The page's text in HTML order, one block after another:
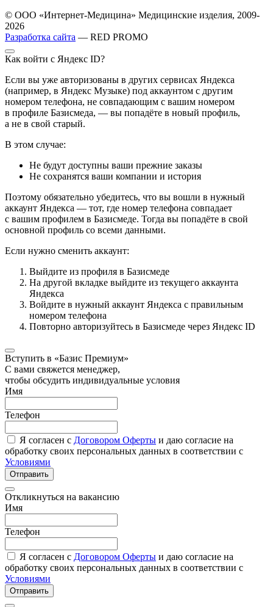
© ООО «Интернет-Медицина» Медицинские изделия, 2009-
2026
Разработка сайта — RED PROMO
Как войти с Яндекс ID?
Если вы уже авторизованы в других сервисах Яндекса
(например, в Яндекс Музыке) под аккаунтом с другим
номером телефона, не совпадающим с вашим номером
в профиле Базисмеда, — вы попадёте в новый профиль,
а не в свой старый.
В этом случае:
Не будут доступны ваши прежние заказы
Не сохранятся ваши компании и история
Поэтому обязательно убедитесь, что вы вошли в нужный
аккаунт Яндекса — тот, где номер телефона совпадает
с вашим профилем в Базисмеде. Тогда вы попадёте в свой
основной профиль со всеми данными.
Если нужно сменить аккаунт:
Выйдите из профиля в Базисмеде
На другой вкладке выйдите из текущего аккаунта
Яндекса
Войдите в нужный аккаунт Яндекса с правильным
номером телефона
Повторно авторизуйтесь в Базисмеде через Яндекс ID
Вступить в «Базис Премиум»
С вами свяжется менеджер,
чтобы обсудить индивидуальные условия
Имя
Телефон
Я согласен с Договором Оферты и даю согласие на
обработку своих персональных данных в соответствии с
Условиями
Отправить
Откликнуться на вакансию
Имя
Телефон
Я согласен с Договором Оферты и даю согласие на
обработку своих персональных данных в соответствии с
Условиями
Отправить